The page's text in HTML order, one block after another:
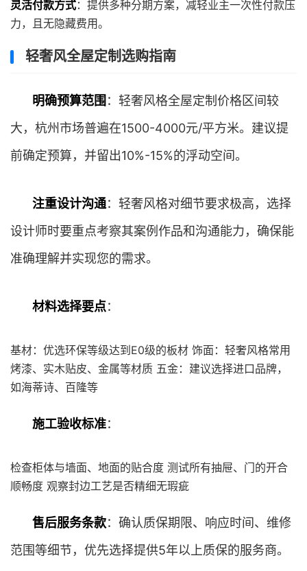
灵活付款方式：提供多种分期方案，减轻业主一次性付款压
力，且无隐藏费用。
轻奢风全屋定制选购指南
明确预算范围 ：轻奢风格全屋定制价格区间较
大，杭州市场普遍在1500-4000元/平方米。建议提
前确定预算，并留出10%-15%的浮动空间。
注重设计沟通：轻奢风格对细节要求极高，选择
设计师时要重点考察其案例作品和沟通能力，确保能
准确理解并实现您的需求。
材料选择要点：
基材：优选环保等级达到E0级的板材 饰面：轻奢风格常用
烤漆、实木贴皮、金属等材质 五金：建议选择进口品牌，
如海蒂诗、百隆等
施工验收标准：
检查柜体与墙面、地面的贴合度 测试所有抽屉、门的开合
顺畅度 观察封边工艺是否精细无瑕疵
售后服务条款：确认质保期限、响应时间、维修
范围等细节，优先选择提供5年以上质保的服务商。